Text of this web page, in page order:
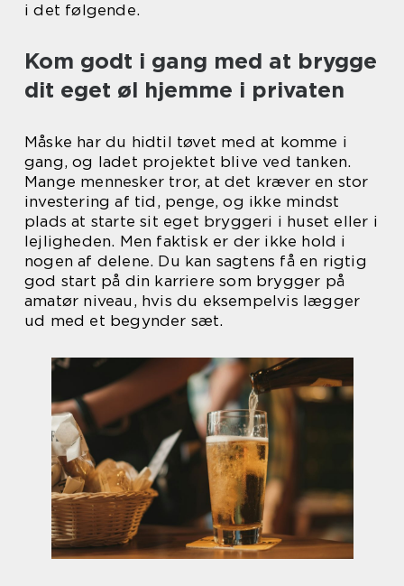
i det følgende.
Kom godt i gang med at brygge
dit eget øl hjemme i privaten
Måske har du hidtil tøvet med at komme i
gang, og ladet projektet blive ved tanken.
Mange mennesker tror, at det kræver en stor
investering af tid, penge, og ikke mindst
plads at starte sit eget bryggeri i huset eller i
lejligheden. Men faktisk er der ikke hold i
nogen af delene. Du kan sagtens få en rigtig
god start på din karriere som brygger på
amatør niveau, hvis du eksempelvis lægger
ud med et begynder sæt.